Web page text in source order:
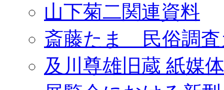
山下菊二関連資料
斎藤たま 民俗調査
及川尊雄旧蔵 紙媒